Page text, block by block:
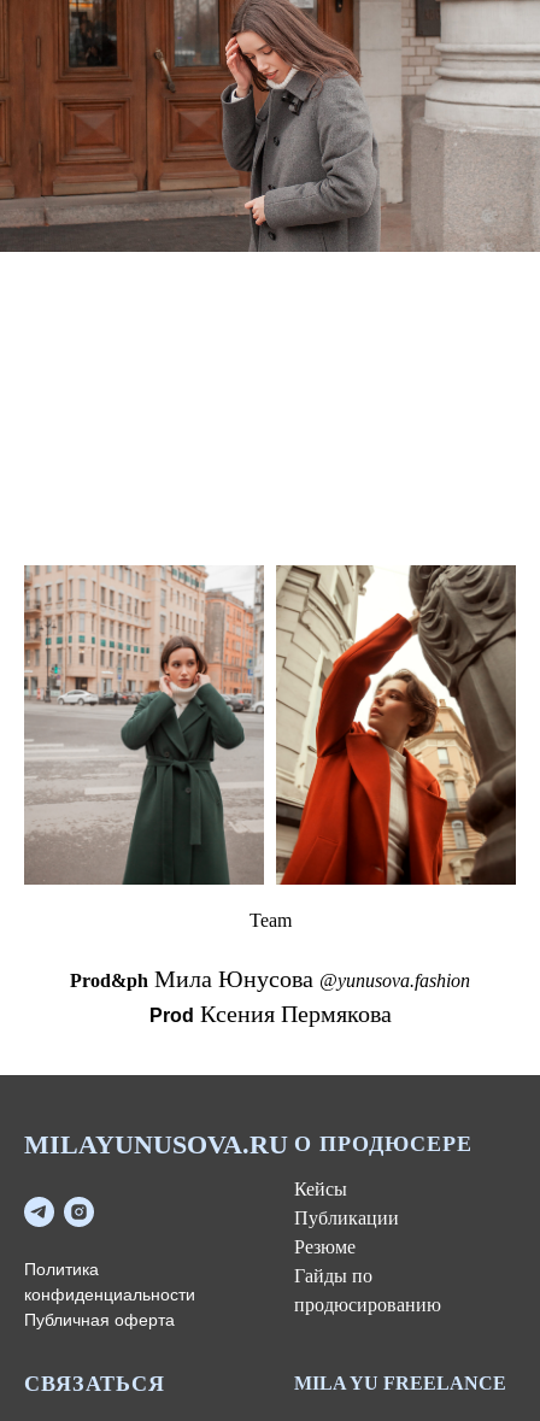
Team
Prod&ph Мила Юнусова @yunusova.fashion
Prod Ксения Пермякова
MILAYUNUSOVA.RU
Политика
конфиденциальности
Публичная оферта
О ПРОДЮСЕРЕ
Кейсы
Публикации
Резюме
Гайды по
продюсированию
СВЯЗАТЬСЯ MILA YU FREELANCE